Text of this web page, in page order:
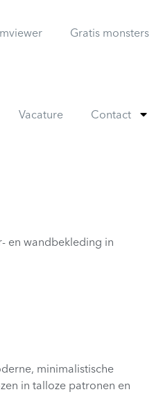
Gratis monsters
Vacature Contact
en wandbekleding in
minimalistische
in talloze patronen en